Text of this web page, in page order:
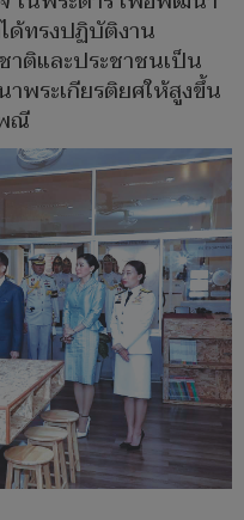
ด้ทรงปฏิบัติงาน
าติและประชาชนเป็น
พระเกียรติยศให้สูงขึ้น
ณี